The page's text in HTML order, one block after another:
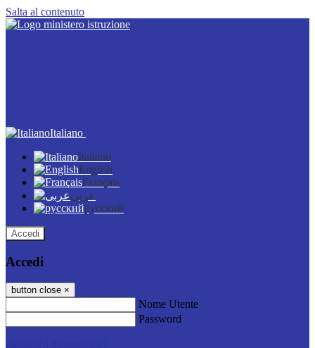
Salta al contenuto
Italiano
Italiano
English
Français
عربى
русский
Accedi
Accedi
button close ×
Nome Utente
Password